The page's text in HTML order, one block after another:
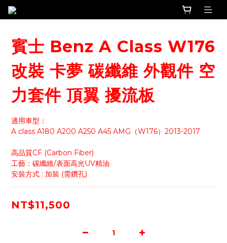
賓士 Benz A Class W176
改裝 卡夢 碳纖維 外觀件 空
力套件 頂翼 擾流板
適用車型：
A class A180 A200 A250 A45 AMG（W176）2013-2017
高品質CF (Carbon Fiber)
工藝：碳纖維/表面高光UV精油
安裝方式 : 加裝 (需鑽孔)
NT$11,500